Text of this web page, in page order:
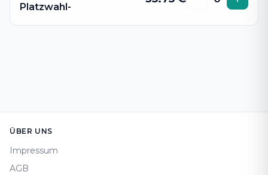
Platzwahl-
ÜBER UNS
Impressum
AGB